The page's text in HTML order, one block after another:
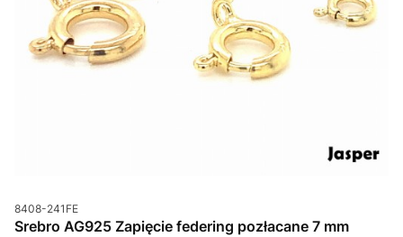
Kod produktu
8408-241FE
Srebro AG925 Zapięcie federing pozłacane 7 mm